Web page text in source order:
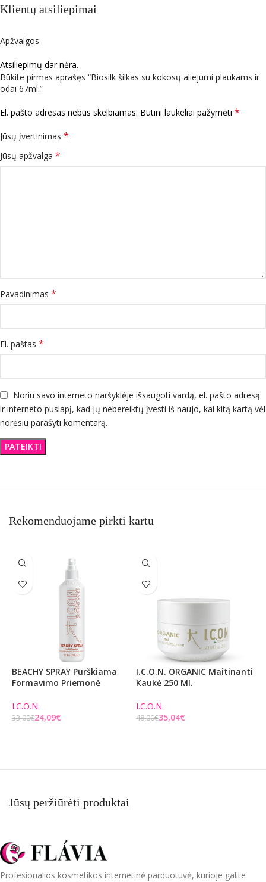
Klientų atsiliepimai
Apžvalgos
Atsiliepimų dar nėra.
Būkite pirmas aprašęs “Biosilk šilkas su kokosų aliejumi plaukams ir
odai 67ml.”
El. pašto adresas nebus skelbiamas. Būtini laukeliai pažymėti *
Jūsų įvertinimas *
Jūsų apžvalga *
Pavadinimas *
El. paštas *
Noriu savo interneto naršyklėje išsaugoti vardą, el. pašto adresą
ir interneto puslapį, kad jų nebereiktų įvesti iš naujo, kai kitą kartą vėl
norėsiu parašyti komentarą.
Rekomenduojame pirkti kartu
BEACHY SPRAY Purškiama
Formavimo Priemonė
I.C.O.N.
33,00€24,09€
I.C.O.N. ORGANIC Maitinanti
Kaukė 250 Ml.
I.C.O.N.
48,00€35,04€
Jūsų peržiūrėti produktai
Profesionalios kosmetikos internetinė parduotuvė, kurioje galite